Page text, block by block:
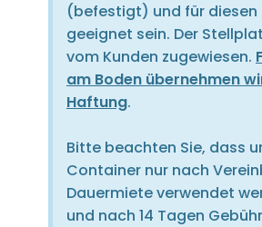
(befestigt) und für diesen
geeignet sein. Der
vom Kunden zugewiesen.
am Boden übernehmen
Haftung.
Bitte beachten Sie, dass
Container nur nach
Dauermiete verwendet
und nach 14 Tagen